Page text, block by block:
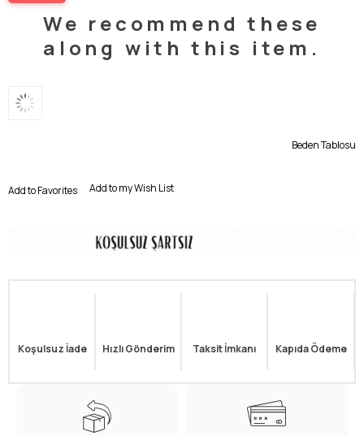
We recommend these
along with this item.
Beden Tablosu
Add to Favorites Add to my Wish List
Koşulsuz İade Hızlı Gönderim Taksit İmkanı Kapıda Ödeme